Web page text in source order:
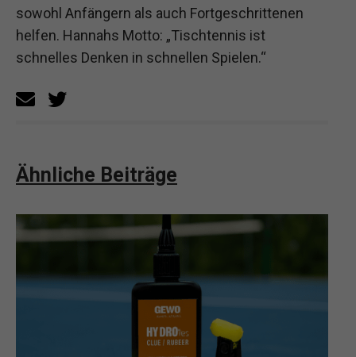
sowohl Anfängern als auch Fortgeschrittenen
helfen. Hannahs Motto: „Tischtennis ist
schnelles Denken in schnellen Spielen.“
Ähnliche Beiträge